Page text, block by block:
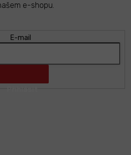
e-shopu.
E-mail